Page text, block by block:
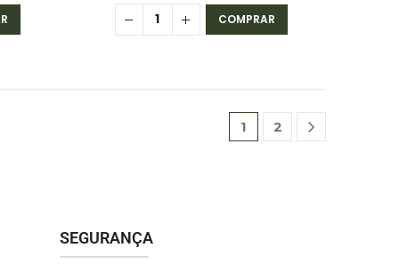
COMPRAR
1 2
SEGURANÇA